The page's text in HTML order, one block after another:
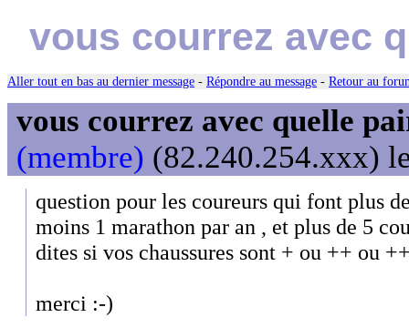
vous courrez avec
Aller tout en bas au dernier message - Répondre au message - Retour au
vous courrez avec quelle
(membre) (82.240.254.xxx)
question pour les coureurs qui font plus
moins 1 marathon par an , et plus de 5
dites si vos chaussures sont + ou ++ ou
merci :-)